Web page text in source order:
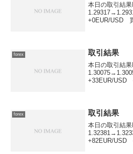
本日の取引結
+0EUR/USD
forex 取引結果
本日の取引結
+33EUR/
forex 取引結果
本日の取引結
+82EUR/